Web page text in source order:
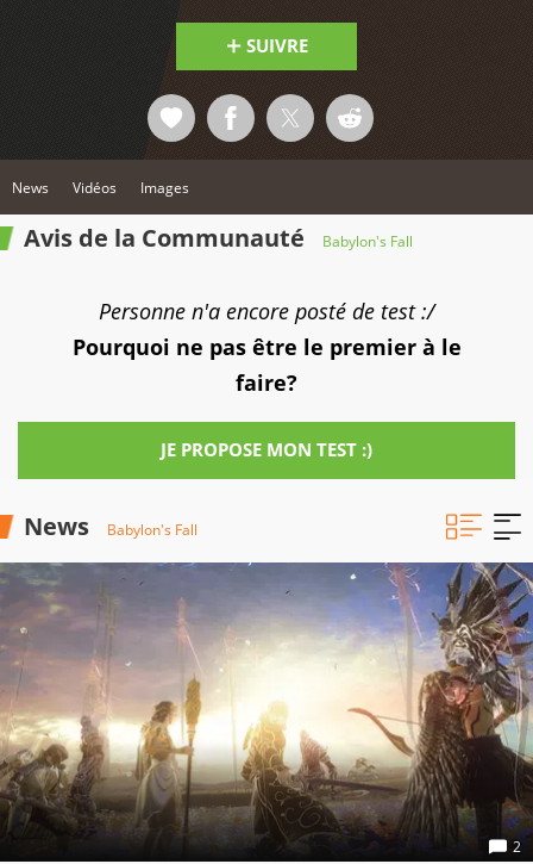
SUIVRE
News Vidéos Images
Avis de la Communauté Babylon's Fall
Personne n'a encore posté de test :/
Pourquoi ne pas être le premier à le
faire?
JE PROPOSE MON TEST :)
News Babylon's Fall
2